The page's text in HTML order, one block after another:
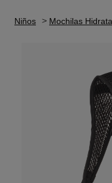
Niños Mochilas